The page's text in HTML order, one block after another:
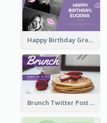
Happy Birthday Greetings Lips Stickers Twitter Post
Brunch Twitter Post